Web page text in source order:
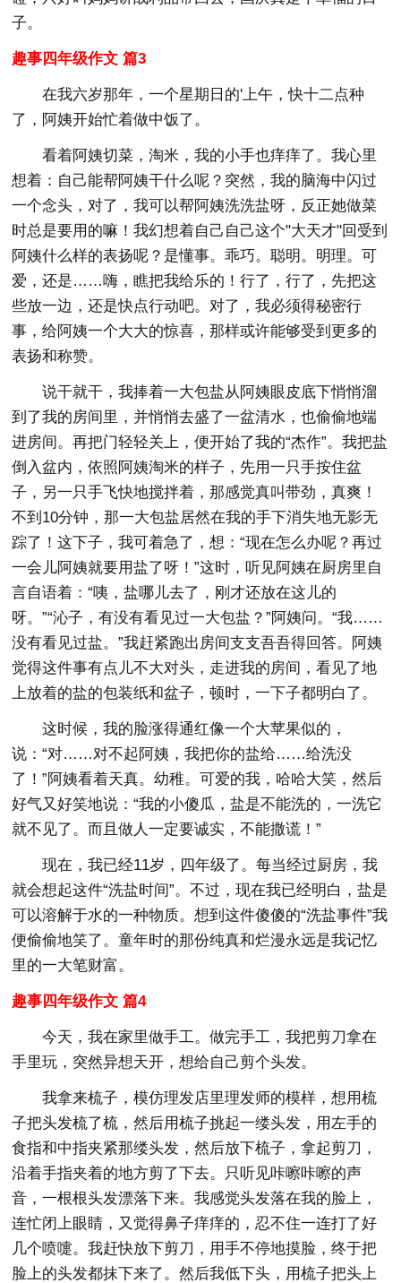
子。
趣事四年级作文 篇3
在我六岁那年，一个星期日的'上午，快十二点种
了，阿姨开始忙着做中饭了。
看着阿姨切菜，淘米，我的小手也痒痒了。我心里
想着：自己能帮阿姨干什么呢？突然，我的脑海中闪过
一个念头，对了，我可以帮阿姨洗洗盐呀，反正她做菜
时总是要用的嘛！我幻想着自己自己这个"大天才"回受到
阿姨什么样的表扬呢？是懂事。乖巧。聪明。明理。可
爱，还是……嗨，瞧把我给乐的！行了，行了，先把这
些放一边，还是快点行动吧。对了，我必须得秘密行
事，给阿姨一个大大的惊喜，那样或许能够受到更多的
表扬和称赞。
说干就干，我捧着一大包盐从阿姨眼皮底下悄悄溜
到了我的房间里，并悄悄去盛了一盆清水，也偷偷地端
进房间。再把门轻轻关上，便开始了我的“杰作”。我把盐
倒入盆内，依照阿姨淘米的样子，先用一只手按住盆
子，另一只手飞快地搅拌着，那感觉真叫带劲，真爽！
不到10分钟，那一大包盐居然在我的手下消失地无影无
踪了！这下子，我可着急了，想：“现在怎么办呢？再过
一会儿阿姨就要用盐了呀！”这时，听见阿姨在厨房里自
言自语着：“咦，盐哪儿去了，刚才还放在这儿的
呀。”“沁子，有没有看见过一大包盐？”阿姨问。“我……
没有看见过盐。”我赶紧跑出房间支支吾吾得回答。阿姨
觉得这件事有点儿不大对头，走进我的房间，看见了地
上放着的盐的包装纸和盆子，顿时，一下子都明白了。
这时候，我的脸涨得通红像一个大苹果似的，
说：“对……对不起阿姨，我把你的盐给……给洗没
了！”阿姨看着天真。幼稚。可爱的我，哈哈大笑，然后
好气又好笑地说：“我的小傻瓜，盐是不能洗的，一洗它
就不见了。而且做人一定要诚实，不能撒谎！”
现在，我已经11岁，四年级了。每当经过厨房，我
就会想起这件“洗盐时间”。不过，现在我已经明白，盐是
可以溶解于水的一种物质。想到这件傻傻的“洗盐事件”我
便偷偷地笑了。童年时的那份纯真和烂漫永远是我记忆
里的一大笔财富。
趣事四年级作文 篇4
今天，我在家里做手工。做完手工，我把剪刀拿在
手里玩，突然异想天开，想给自己剪个头发。
我拿来梳子，模仿理发店里理发师的模样，想用梳
子把头发梳了梳，然后用梳子挑起一缕头发，用左手的
食指和中指夹紧那缕头发，然后放下梳子，拿起剪刀，
沿着手指夹着的地方剪了下去。只听见咔嚓咔嚓的声
音，一根根头发漂落下来。我感觉头发落在我的脸上，
连忙闭上眼睛，又觉得鼻子痒痒的，忍不住一连打了好
几个喷嚏。我赶快放下剪刀，用手不停地摸脸，终于把
脸上的头发都抹下来了。然后我低下头，用梳子把头上